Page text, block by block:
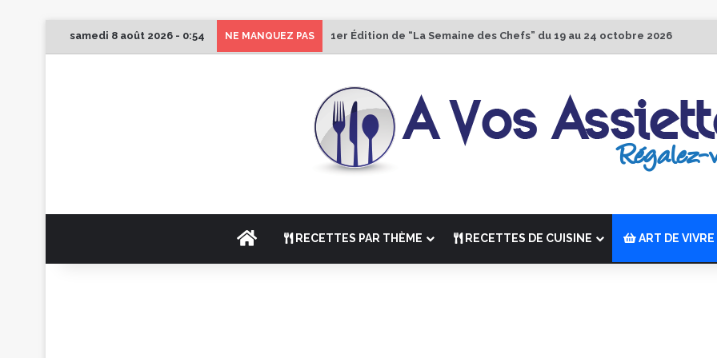
samedi 8 août 2026 - 0:54 NE MANQUEZ PAS 1er Édition de “La Semaine des Chefs” du 19 au 24 octobre 2026
ACCUEILRECETTES PAR THÈME RECETTES DE CUISINE ART DE VIVRE